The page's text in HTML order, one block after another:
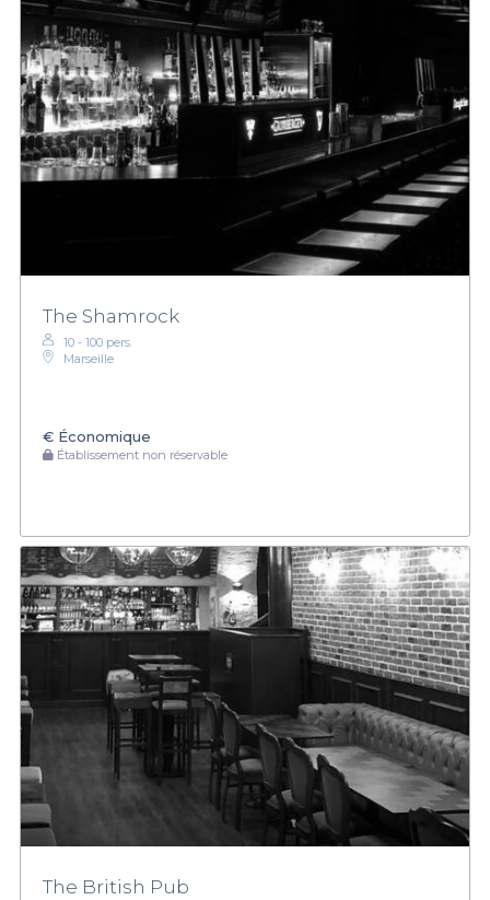
The Shamrock
10 - 100 pers.
Marseille
€ Économique
Établissement non réservable
The British Pub